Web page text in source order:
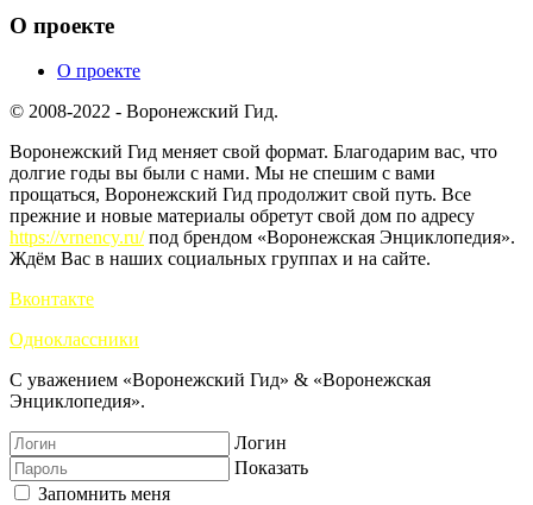
О проекте
О проекте
© 2008-2022 - Воронежский Гид.
Воронежский Гид меняет свой формат. Благодарим вас, что
долгие годы вы были с нами. Мы не спешим с вами
прощаться, Воронежский Гид продолжит свой путь. Все
прежние и новые материалы обретут свой дом по адресу
https://vrnency.ru/под брендом «Воронежская Энциклопедия».
Ждём Вас в наших социальных группах и на сайте.
Вконтакте
Одноклассники
С уважением «Воронежский Гид» & «Воронежская
Энциклопедия».
Логин
Показать
Запомнить меня